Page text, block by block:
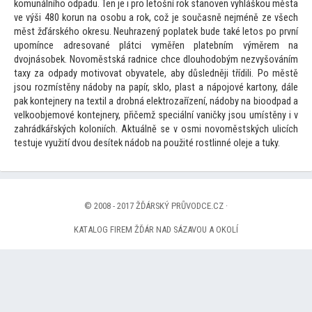
komunálního odpadu. Ten je i pro letošní rok stanoven vyhláškou města
ve výši 480 korun na osobu a rok, což je současně nejméně ze všech
měst žďárského okresu. Neuhrazený poplatek bude také letos po první
upomínce adresované plátci vyměřen platebním výměrem na
dvojnásobek. Novoměstská radnice chce dlouhodobým nezvyšováním
taxy za odpady motivovat obyvatele, aby důsledněji třídili. Po městě
jsou rozmístěny nádoby na papír, sklo, plast a nápojové kartony, dále
pak kontejnery na textil a drobná elektrozařízení, nádoby na bioodpad a
velkoobjemové kontejnery, přičemž speciální vaničky jsou umístěny i v
zahrádkářských koloniích. Aktuálně se v osmi novoměstských ulicích
testuje využití dvou desítek nádob na použité rostlinné oleje a tuky.
© 2008 - 2017 ŽĎÁRSKÝ PRŮVODCE.CZ ·
KATALOG FIREM ŽĎÁR NAD SÁZAVOU A OKOLÍ